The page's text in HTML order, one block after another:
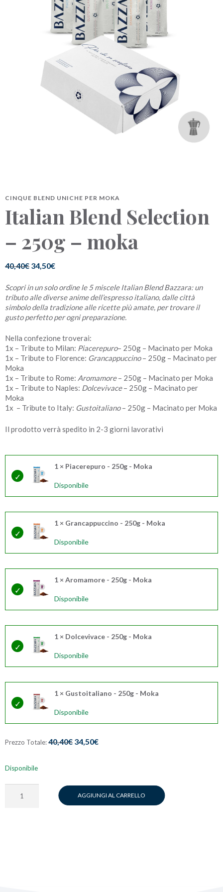
BAZZARA ESPRESSO
Academy Bazzara
AREA RISERVATA
Hai bisogno d’aiuto?
Il mio account
FAQ
CINQUE BLEND UNICHE PER MOKA
Italian Blend Selection
– 250g – moka
40,40€ Il
originale
era:
40,40€.
34,50€Il
attuale
è:
Scopri in un solo ordine le 5 miscele Italian Blend Bazzara: un
tributo alle diverse anime dell’espresso italiano, dalle città
simbolo della tradizione alle ricette più amate, per trovare il
gusto perfetto per ogni preparazione.
Nella confezione troverai:
1x – Tribute to Milan: Piacerepuro– 250g – Macinato per Moka
1x – Tribute to Florence: Grancappuccino– 250g – Macinato per
Moka
1x – Tribute to Rome: Aromamore– 250g – Macinato per Moka
1x – Tribute to Naples: Dolcevivace– 250g – Macinato per
Moka
1x – Tribute to Italy: Gustoitaliano– 250g – Macinato per Moka
Il prodotto verrà spedito in 2-3 giorni lavorativi
1 × Piacerepuro - 250g - Moka
Disponibile
1 × Grancappuccino - 250g - Moka
Disponibile
1 × Aromamore - 250g - Moka
Disponibile
1 × Dolcevivace - 250g - Moka
Disponibile
1 × Gustoitaliano - 250g - Moka
Disponibile
Prezzo Totale:40,40€ 34,50€
Disponibile
Blend
AGGIUNGI AL CARRELLO